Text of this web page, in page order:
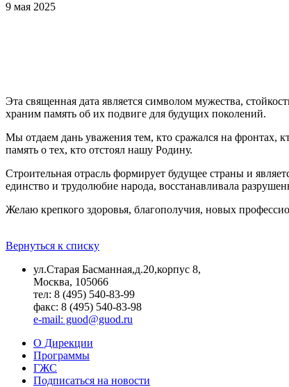
9 мая 2025
Эта священная дата является символом мужества,
храним память об их подвиге для будущих поколений.
Мы отдаем дань уважения тем, кто сражался на фронтах,
память о тех, кто отстоял нашу Родину.
Строительная отрасль формирует будущее страны и
единство и трудолюбие народа, восстанавливала
Желаю крепкого здоровья, благополучия, новых
Вернуться к списку
ул.Старая Басманная,д.20,корпус 8,
Москва, 105066
тел: 8 (495) 540-83-99
факс: 8 (495) 540-83-98
e-mail: guod@guod.ru
О Дирекции
Программы
ГЖС
Подписаться на новости